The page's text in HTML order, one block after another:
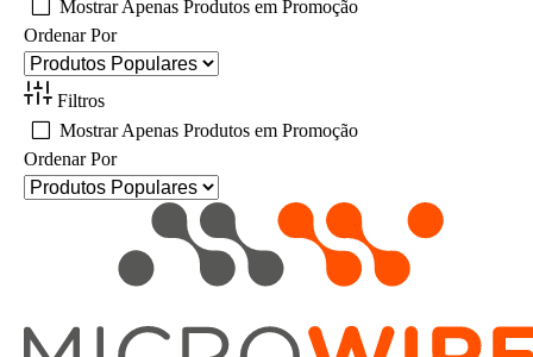
Mostrar Apenas Produtos em Promoção
Ordenar Por
Filtros
Mostrar Apenas Produtos em Promoção
Ordenar Por